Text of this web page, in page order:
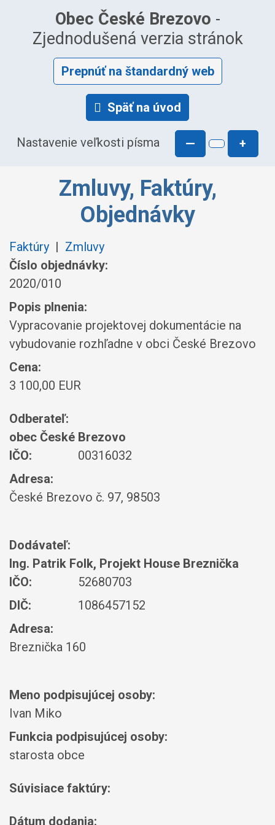
Obec České Brezovo -
Zjednodušená verzia stránok
Prepnúť na štandardný web
Späť na úvod
Nastavenie veľkosti písma — +
Zmluvy, Faktúry,
Objednávky
Faktúry | Zmluvy
Číslo objednávky:
2020/010
Popis plnenia:
Vypracovanie projektovej dokumentácie na
vybudovanie rozhľadne v obci České Brezovo
Cena:
3 100,00 EUR
Odberateľ:
obec České Brezovo
IČO:
00316032
Adresa:
České Brezovo č. 97, 98503
Dodávateľ:
Ing. Patrik Folk, Projekt House Breznička
IČO:
52680703
DIČ:
1086457152
Adresa:
Breznička 160
Meno podpisujúcej osoby:
Ivan Miko
Funkcia podpisujúcej osoby:
starosta obce
Súvisiace faktúry:
Dátum dodania: